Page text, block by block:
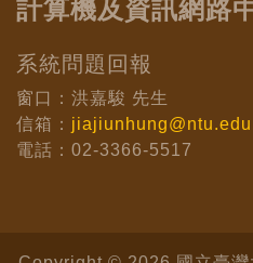
計算機及資訊網路
系統問題回報
窗口：洪嘉駿 先生
信箱：
電話：02-3366-5517